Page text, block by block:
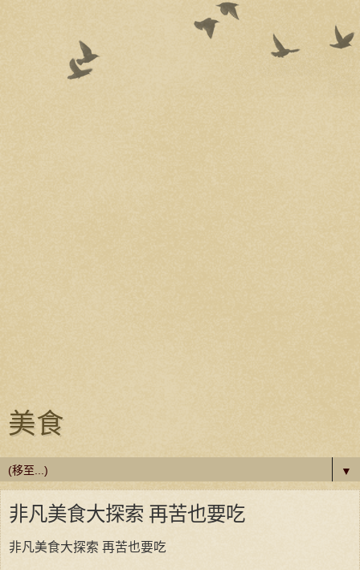
美食
▼
非凡美食大探索 再苦也要吃
非凡美食大探索 再苦也要吃